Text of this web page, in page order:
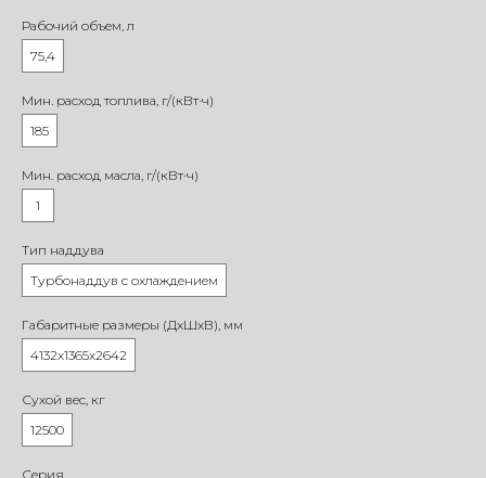
Рабочий объем, л
75,4
Мин. расход топлива, г/(кВт·ч)
185
Мин. расход масла, г/(кВт·ч)
1
Тип наддува
Турбонаддув с охлаждением
Габаритные размеры (ДхШхВ), мм
4132х1365х2642
Сухой вес, кг
12500
Серия